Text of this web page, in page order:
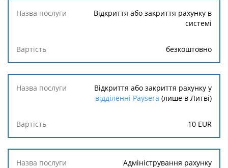
Назва
Вартість
Відкриття або закриття рахунку в
системі
безкоштовно
Відкриття або закриття рахунку у
відділенні Paysera (лише в Литві)
10 EUR
Адміністрування рахунку